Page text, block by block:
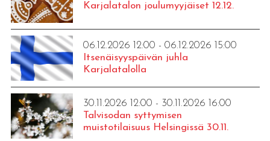
Karjalatalon joulumyyjäiset 12.12.
06.12.2026 12:00 - 06.12.2026 15:00
Itsenäisyyspäivän juhla
Karjalatalolla
30.11.2026 12:00 - 30.11.2026 16:00
Talvisodan syttymisen
muistotilaisuus Helsingissä 30.11.